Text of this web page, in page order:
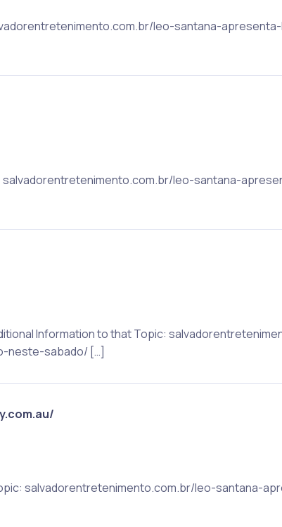
leo-santana-
salvadorentretenimento.com.br/leo-santana-
Information to that Topic:
neste-sabado/ […]
salvadorentretenimento.com.br/leo-santana-